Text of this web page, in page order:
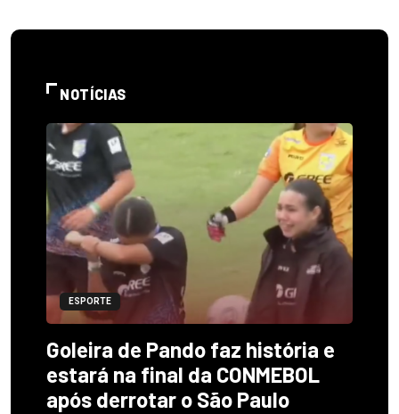
NOTÍCIAS
ESPORTE
Goleira de Pando faz história e
estará na final da CONMEBOL
após derrotar o São Paulo